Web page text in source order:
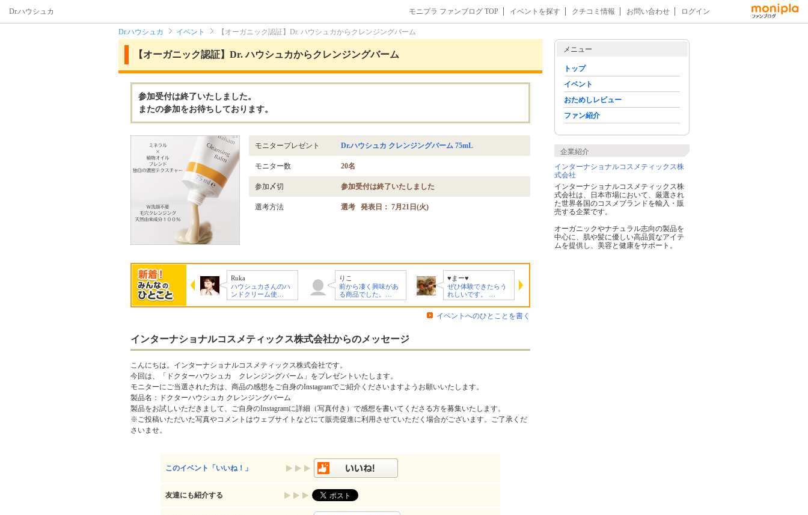
Dr.ハウシュカ モニプラ ファンブログ TOP イベントを探す クチコミ情報 お問い合わせ ログイン
Dr.ハウシュカ イベント 【オーガニック認証】Dr. ハウシュカからクレンジングバーム
【オーガニック認証】Dr. ハウシュカからクレンジングバーム
参加受付は終了いたしました。
またの参加をお待ちしております。
モニタープレゼント Dr.ハウシュカ クレンジングバーム 75mL
モニター数 20名
参加〆切 参加受付は終了いたしました
選考方法 選考 発表日： 7月21日(火)
らんころ☆美容大…
コスメや美容大好き
です！季節の変…
Ruka
ハウシュカさんのハ
ンドクリーム使…
りこ
前から凄く興味があ
る商品でした。…
♥まー♥
ぜひ体験できたらう
れしいです。 …
イベントへのひとことを書く
インターナショナルコスメティックス株式会社からのメッセージ
こんにちは。インターナショナルコスメティックス株式会社です。
今回は、「ドクターハウシュカ クレンジングバーム」をプレゼントいたします。
モニターにご当選された方は、商品の感想をご自身のInstagramでご紹介くださいますようお願いいたします。
製品名：ドクターハウシュカ クレンジングバーム
製品をお試しいただきまして、ご自身のInstagramに詳細（写真付き）で感想を書いてくださる方を募集いたします。
※ご投稿いただいた写真やコメントはウェブサイトなどにて販売促進に利用させていただく場合がございます。ご了承くだ
さいませ。
このイベント「いいね！」
友達にも紹介する
メニュー
トップ
イベント
おためしレビュー
ファン紹介
企業紹介
インターナショナルコスメティックス株
式会社
インターナショナルコスメティックス株
式会社は、日本市場において、厳選され
た世界各国のコスメブランドを輸入・販
売する企業です。
オーガニックやナチュラル志向の製品を
中心に、肌や髪に優しい高品質なアイテ
ムを提供し、美容と健康をサポート。